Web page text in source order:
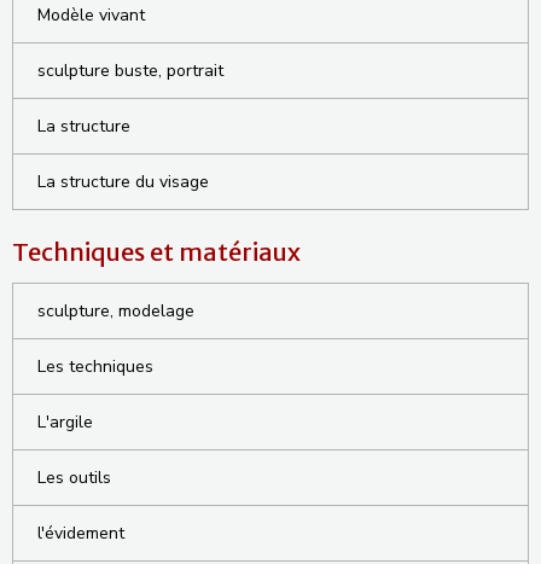
Modèle vivant
sculpture buste, portrait
La structure
La structure du visage
Techniques et matériaux
sculpture, modelage
Les techniques
L'argile
Les outils
l'évidement